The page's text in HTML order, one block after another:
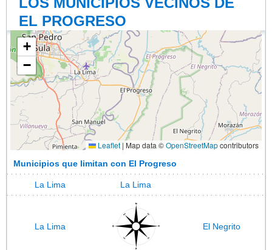
EL PROGRESO
+
−
Leaflet | Map data ©OpenStreetMapcontributors
Municipios que limitan con El Progreso
La Lima La Lima
La Lima El Negrito